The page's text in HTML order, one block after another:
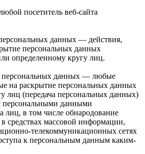
посетитель веб-сайта
данных — действия,
персональных данных
определенному кругу лиц.
персональных данных — любые
на раскрытие персональных данных
лиц (передача персональных данных)
персональными данными
лиц, в том числе обнародование
средствах массовой информации,
телекоммуникационных сетях
к персональным данным каким-